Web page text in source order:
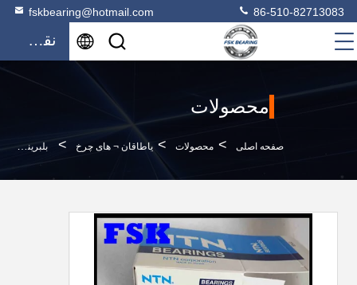
fskbearing@hotmail.com 86-510-82713083
نقل قول
محصولات
صفحه اصلی > محصولات > یاطاقان ¬ های چرخ > بلبرینگ توپی چرخ با نام تجاری Fskg Au0822-2ll/588 Dac40800040 برای میتسوبیشی لنسر